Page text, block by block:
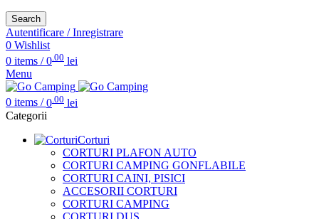
Search
Autentificare / Inregistrare
0 Wishlist
0 items / 0.00 lei
Menu
0 items / 0 .00 lei
Categorii
Corturi
CORTURI PLAFON AUTO
CORTURI CAMPING GONFLABILE
CORTURI CAINI, PISICI
ACCESORII CORTURI
CORTURI CAMPING
CORTURI DUS